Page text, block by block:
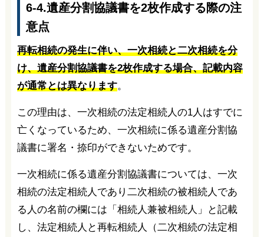
6-4.遺産分割協議書を2枚作成する際の注
意点
再転相続の発生に伴い、一次相続と二次相続を分
け、遺産分割協議書を2枚作成する場合、記載内容
が通常とは異なります。
この理由は、一次相続の法定相続人の1人はすでに
亡くなっているため、一次相続に係る遺産分割協
議書に署名・捺印ができないためです。
一次相続に係る遺産分割協議書については、一次
相続の法定相続人であり二次相続の被相続人であ
る人の名前の欄には「相続人兼被相続人」と記載
し、法定相続人と再転相続人（二次相続の法定相